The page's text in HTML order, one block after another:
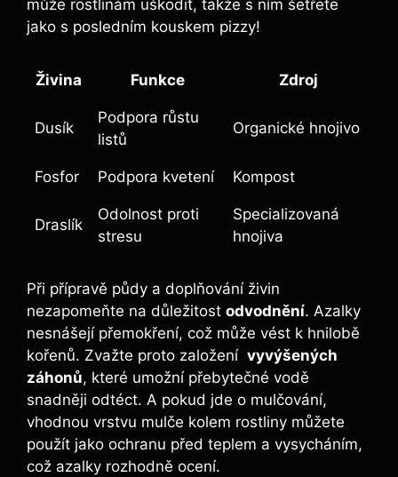
může rostlinám uškodit, takže s ním šetřete
jako s posledním kouskem pizzy!
Živina Funkce Zdroj
Dusík
Podpora růstu
listů
Organické hnojivo
Fosfor Podpora kvetení Kompost
Draslík
Odolnost proti​
stresu
Specializovaná
hnojiva
Při‌ přípravě​ půdy a doplňování živin
nezapomeňte na důležitost odvodnění. Azalky
nesnášejí přemokření, ​což‍ může vést k hnilobě
kořenů. Zvažte proto založení ⁢ vyvýšených
záhonů, které umožní přebytečné vodě
snadněji‌ odtéct. A pokud‍ jde o mulčování,
vhodnou vrstvu mulče ⁢kolem rostliny můžete
použít⁣ jako ⁢ochranu před teplem ⁢a vysycháním,
což azalky rozhodně‍ ocení.